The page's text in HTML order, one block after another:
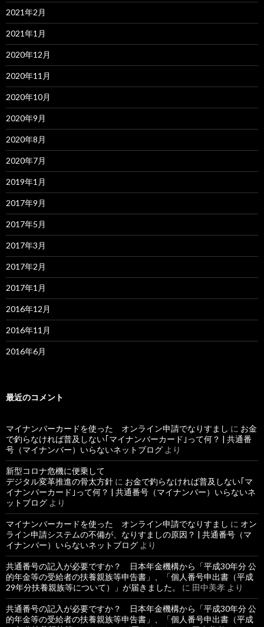
2021年2月
2021年1月
2020年12月
2020年11月
2020年10月
2020年9月
2020年8月
2020年7月
2019年1月
2017年9月
2017年5月
2017年3月
2017年2月
2017年1月
2016年12月
2016年11月
2016年6月
最近のコメント
マイナンバーカードを使った オンライン申請でなりすまし に お金
で釣らなければ普及しない｢マイナンバーカード｣って何？ | 共通番
号（マイナンバー）いらないネットブログ より
新型コロナ危機に便乗して
デジタル変革推進の骨太方針 に お金で釣らなければ普及しない｢マ
イナンバーカード｣って何？ | 共通番号（マイナンバー）いらないネ
ットブログ より
マイナンバーカードを使った オンライン申請でなりすまし に オン
ライン申請システムの不備が、なりすましの原因？ | 共通番号（マ
イナンバー）いらないネットブログ より
共通番号の記入が必要ですか？ 日本年金機構から「平成30年分 公
的年金等の受給者の扶養親族等申告書」、「個人番号申出書（平成
29年分扶養親族等について）」が届きました。
に 田中美孝 より
共通番号の記入が必要ですか？ 日本年金機構から「平成30年分 公
的年金等の受給者の扶養親族等申告書」、「個人番号申出書（平成